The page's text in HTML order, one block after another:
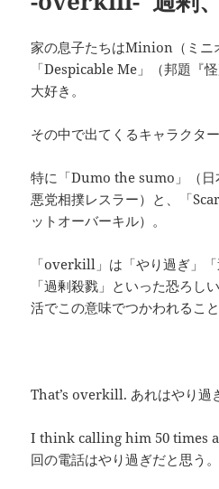
家の息子たちはMinion（ミニ
「Despicable Me」（邦題『
大好き。
その中で出てくるキャラクタ
特に「Dumo the sumo」（日
悪党相撲レスラー）と、「
ットオーバーキル）。
「overkill」は「やり過ぎ」「
「過剰殺戮」といった恐ろし
活でこの意味でつかわれるこ
That’s overkill. あれはやり過
I think calling him 50 times
回の電話はやり過ぎだと思う。